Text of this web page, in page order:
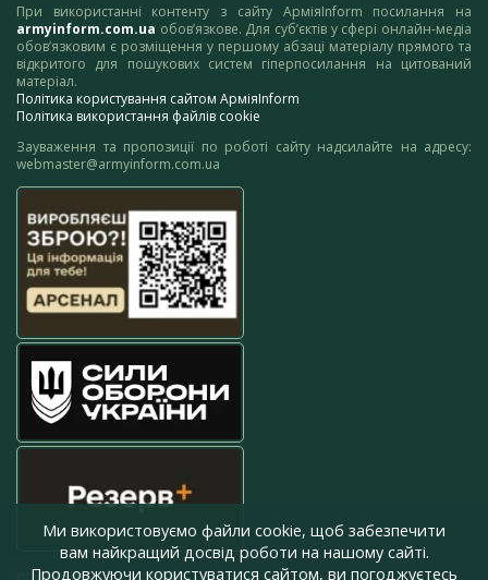
При використанні контенту з сайту АрміяInform посилання на
armyinform.com.ua обов’язкове. Для суб’єктів у сфері онлайн-медіа
обов’язковим є розміщення у першому абзаці матеріалу прямого та
відкритого для пошукових систем гіперпосилання на цитований
матеріал.
Політика користування сайтом АрміяInform
Політика використання файлів cookie
Зауваження та пропозиції по роботі сайту надсилайте на адресу:
webmaster@armyinform.com.ua
press@armyinform.com.ua
Ми використовуємо файли cookie, щоб забезпечити
вам найкращий досвід роботи на нашому сайті.
Продовжуючи користуватися сайтом, ви погоджуєтесь